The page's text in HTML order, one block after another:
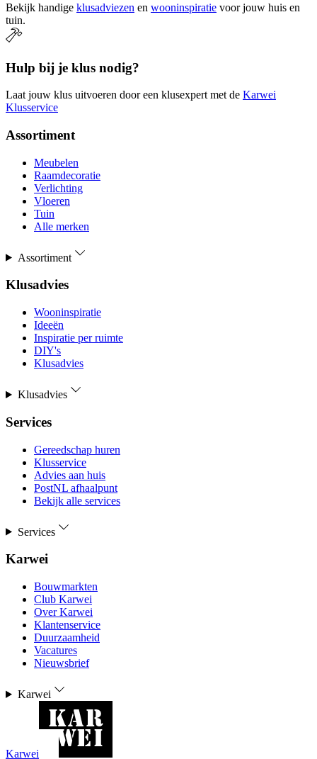
Bekijk handige klusadviezen en wooninspiratie voor jouw huis en
tuin.
Hulp bij je klus nodig?
Laat jouw klus uitvoeren door een klusexpert met de Karwei
Klusservice
Assortiment
Meubelen
Raamdecoratie
Verlichting
Vloeren
Tuin
Alle merken
Assortiment
Klusadvies
Wooninspiratie
Ideeën
Inspiratie per ruimte
DIY's
Klusadvies
Klusadvies
Services
Gereedschap huren
Klusservice
Advies aan huis
PostNL afhaalpunt
Bekijk alle services
Services
Karwei
Bouwmarkten
Club Karwei
Over Karwei
Klantenservice
Duurzaamheid
Vacatures
Nieuwsbrief
Karwei
Karwei